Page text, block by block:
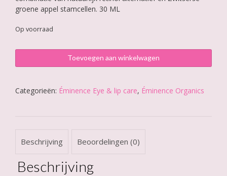
groene appel stamcellen. 30 ML
Op voorraad
Neroli
Eye
Toevoegen aan winkelwagen
Categorieën: Éminence Eye & lip care, Éminence Organics
Beschrijving Beoordelingen (0)
Beschrijving